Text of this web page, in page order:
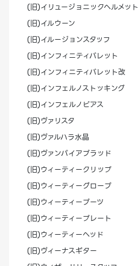
(旧)イリュージョニックヘルメット
(旧)イルウーン
(旧)イルージョンスタッフ
(旧)インフィニティバレット
(旧)インフィニティバレット改
(旧)インフェルノストッキング
(旧)インフェルノピアス
(旧)ヴァリスタ
(旧)ヴァルハラ水晶
(旧)ヴァンパイアブラッド
(旧)ウィーティークリップ
(旧)ウィーティーグローブ
(旧)ウィーティーブーツ
(旧)ウィーティープレート
(旧)ウィーティーヘッド
(旧)ヴィーナスギター